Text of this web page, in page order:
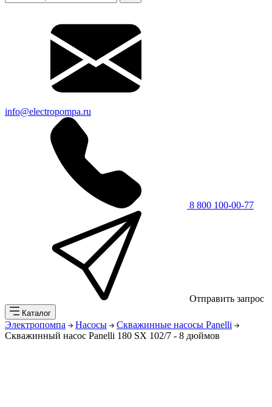
info@electropompa.ru
8 800 100-00-77
Отправить запрос
Каталог
Электропомпа Насосы
Скважинные насосы Panelli
Скважинный насос Panelli 180 SX 102/7 - 8 дюймов